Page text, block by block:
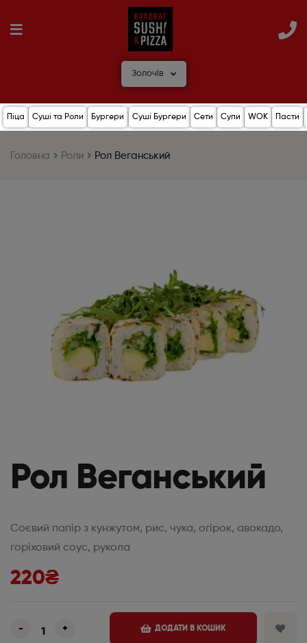
Золочів
Піца Суші та Роли Бургери Суші Бургери Сети Супи WOK Пасти
Головна Роли Рол Веганський
Рол Веганський
Соєвий папір з кунжутом, рис, чука, огірок, авокадо,
горіховий соус, рукола
220₴
- + ДОДАТИ В КОШИК